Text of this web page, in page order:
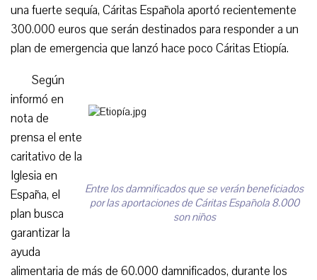
una fuerte sequía, Cáritas Española aportó recientemente
300.000 euros que serán destinados para responder a un
plan de emergencia que lanzó hace poco Cáritas Etiopía.
Entre los damnificados que se verán beneficiados
por las aportaciones de Cáritas Española 8.000
son niños
Según
informó en
nota de
prensa el ente
caritativo de la
Iglesia en
España, el
plan busca
garantizar la
ayuda
alimentaria de más de 60.000 damnificados, durante los